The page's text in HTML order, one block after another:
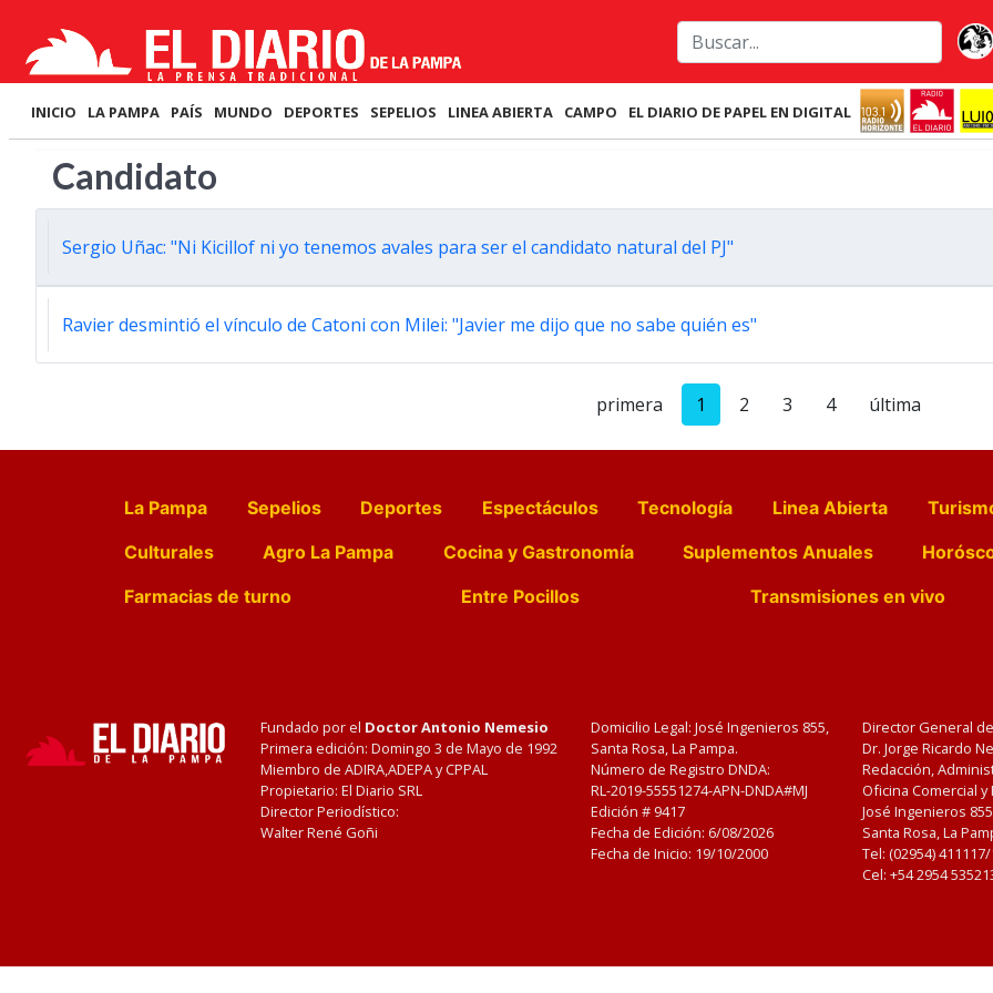
INICIO LA PAMPA PAÍS MUNDO DEPORTES SEPELIOS LINEA ABIERTA CAMPO EL DIARIO DE PAPEL EN DIGITAL
Candidato
Sergio Uñac: "Ni Kicillof ni yo tenemos avales para ser el candidato natural del PJ"
Ravier desmintió el vínculo de Catoni con Milei: "Javier me dijo que no sabe quién es"
primera 1 2 3 4 última
La Pampa Sepelios Deportes Espectáculos Tecnología Linea Abierta
Culturales
Agro La Pampa Cocina y Gastronomía Suplementos Anuales
Farmacias de turno
Entre Pocillos Transmisiones en vivo
Fundado por el Doctor Antonio Nemesio
Primera edición: Domingo 3 de Mayo de 1992
Miembro de ADIRA,ADEPA y CPPAL
Propietario: El Diario SRL
Director Periodístico:
Walter René Goñi
Domicilio Legal: José Ingenieros 855,
Santa Rosa, La Pampa.
Número de Registro DNDA:
RL-2019-55551274-APN-DNDA#MJ
Edición # 9417
Fecha de Edición: 6/08/2026
Fecha de Inicio: 19/10/2000
Director General
Dr. Jorge Ricardo
Redacción,
Oficina Comercial
José Ingenieros
Santa Rosa, La
Tel: (02954)
Cel: +54 2954